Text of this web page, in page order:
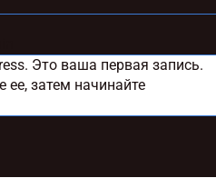
Это ваша первая запись.
ее, затем начинайте